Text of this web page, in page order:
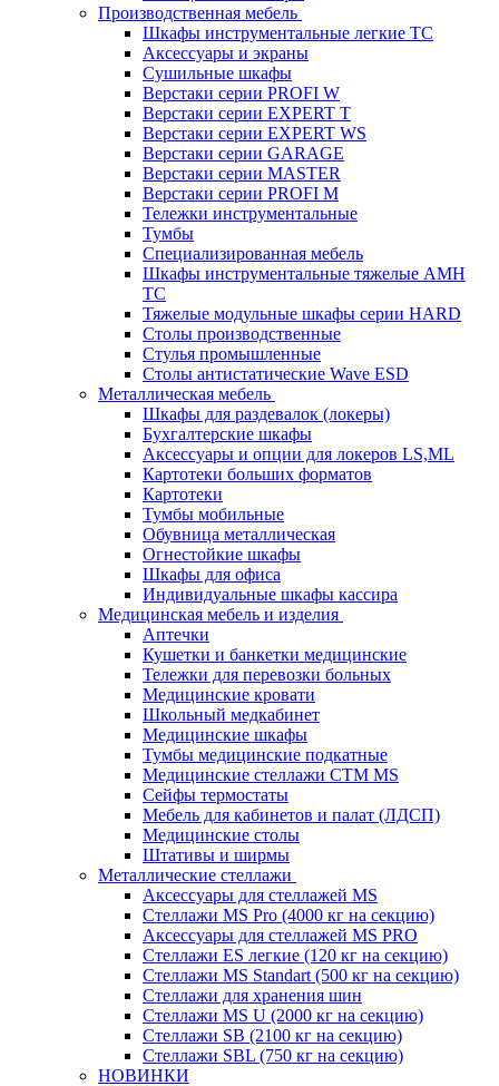
Производственная мебель
Шкафы инструментальные легкие ТС
Аксессуары и экраны
Cушильные шкафы
Верстаки серии PROFI W
Верстаки серии EXPERT T
Верстаки серии EXPERT WS
Верстаки серии GARAGE
Верстаки серии MASTER
Верстаки серии PROFI M
Тележки инструментальные
Тумбы
Cпециализированная мебель
Шкафы инструментальные тяжелые AMH
TC
Тяжелые модульные шкафы серии HARD
Столы производственные
Стулья промышленные
Столы антистатические Wave ESD
Металлическая мебель
Шкафы для раздевалок (локеры)
Бухгалтерские шкафы
Аксессуары и опции для локеров LS,ML
Картотеки больших форматов
Картотеки
Тумбы мобильные
Обувница металлическая
Огнестойкие шкафы
Шкафы для офиса
Индивидуальные шкафы кассира
Медицинская мебель и изделия
Аптечки
Кушетки и банкетки медицинские
Тележки для перевозки больных
Медицинские кровати
Школьный медкабинет
Медицинские шкафы
Тумбы медицинские подкатные
Медицинские стеллажи CTM MS
Сейфы термостаты
Мебель для кабинетов и палат (ЛДСП)
Медицинские столы
Штативы и ширмы
Металлические стеллажи
Аксессуары для стеллажей MS
Стеллажи MS Pro (4000 кг на секцию)
Аксессуары для стеллажей MS PRO
Стеллажи ES легкие (120 кг на секцию)
Стеллажи MS Standart (500 кг на секцию)
Стеллажи для хранения шин
Стеллажи MS U (2000 кг на секцию)
Стеллажи SB (2100 кг на секцию)
Стеллажи SBL (750 кг на секцию)
НОВИНКИ